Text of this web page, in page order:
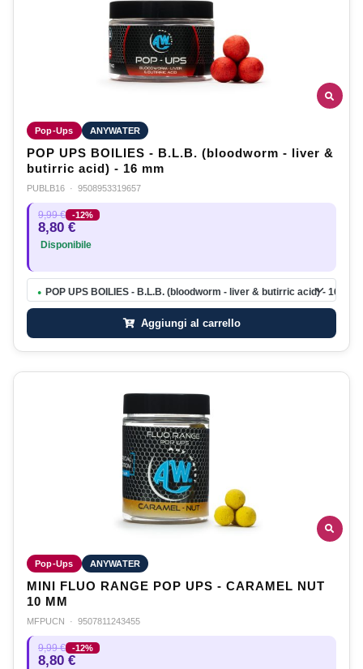
Pop-Ups ANYWATER
POP UPS BOILIES - B.L.B. (bloodworm - liver &
butirric acid) - 16 mm
PUBLB16 · 9508953319657
9,99 € -12%
8,80 €
Disponibile
● POP UPS BOILIES - B.L.B. (bloodworm - liver & butirric acid) - 16 mm
Aggiungi al carrello
Pop-Ups ANYWATER
MINI FLUO RANGE POP UPS - CARAMEL NUT
10 MM
MFPUCN · 9507811243455
9,99 € -12%
8,80 €